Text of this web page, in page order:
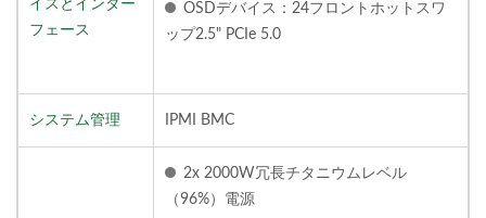
イスとインター
フェース
OSDデバイス：24フロントホットスワ
ップ2.5" PCIe 5.0
システム管理 IPMI BMC
2x 2000W冗長チタニウムレベル
（96%）電源